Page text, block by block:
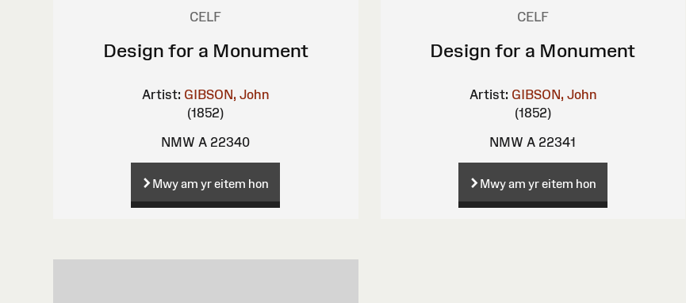
CELF
Design for a Monument
Artist: GIBSON, John
(1852)
NMW A 22340
Mwy am yr eitem hon
CELF
Design for a Monument
Artist: GIBSON, John
(1852)
NMW A 22341
Mwy am yr eitem hon